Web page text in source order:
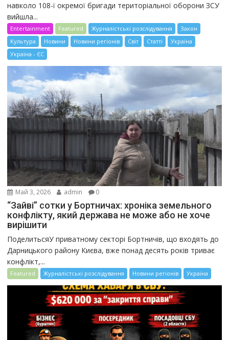
навколо 108-ї окремої бригади територіальної оборони ЗСУ
вийшла...
Entertainment Featured Журналістські розслідування
Закон
Культура
Новини Новини регіонів Світ Статті
Україна
Україна - ЄС
Май 3, 2026 admin 0
“Зайві” сотки у Бортничах: хроніка земельного
конфлікту, який держава не може або не хоче
вирішити
ПоделитьсяУ приватному секторі Бортничів, що входять до
Дарницького району Києва, вже понад десять років триває
конфлікт,...
Featured Журналістські розслідування Новини регіонів Україна